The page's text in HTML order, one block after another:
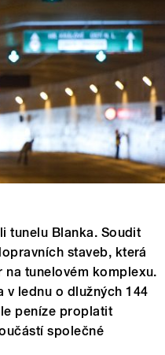
tunelu Blanka. Soudit
staveb, která
na tunelovém komplexu.
v lednu o dlužných 144
peníze proplatit
společné